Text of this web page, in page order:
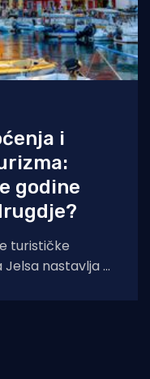
i
godine
turističke
nastavlja u